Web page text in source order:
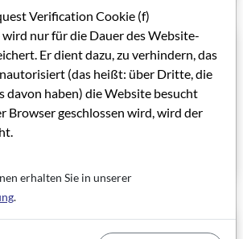
RAUS AUS DER
Verification Cookie (f)
nur für die Dauer des Website-
Er dient dazu, zu verhindern, das
(das heißt: über Dritte, die
davon haben) die Website besucht
Browser geschlossen wird, wird der
erhalten Sie in unserer
.